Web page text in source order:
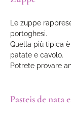
Le zuppe
portoghesi.
Quella più tipica
patate e cavolo.
Potrete provare
Pasteis de nata